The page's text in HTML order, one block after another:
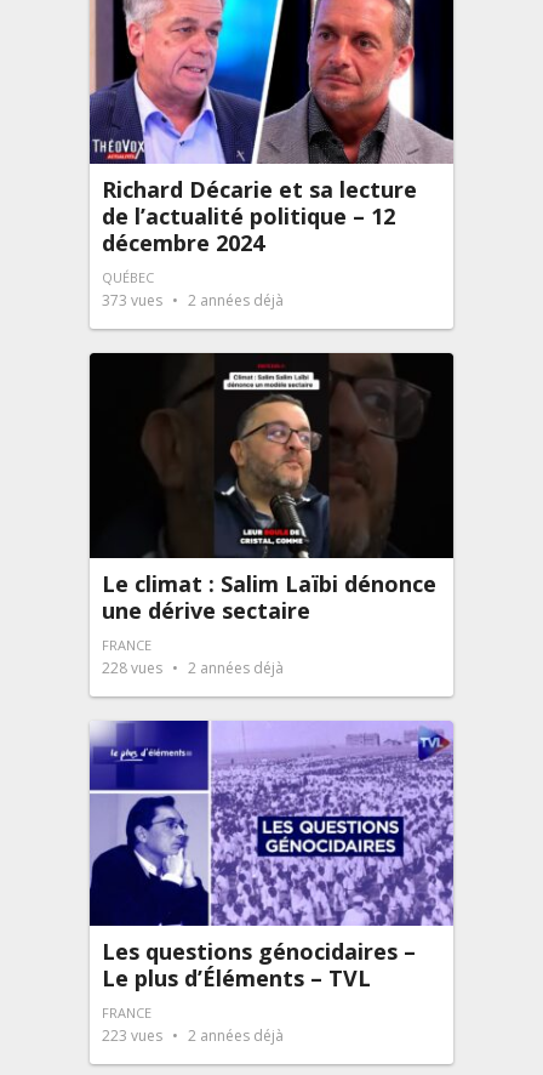
Richard Décarie et sa lecture
de l’actualité politique – 12
décembre 2024
QUÉBEC
373 vues 2 années déjà
Le climat : Salim Laïbi dénonce
une dérive sectaire
FRANCE
228vues 2 années déjà
Les questions génocidaires –
Le plus d’Éléments – TVL
FRANCE
223 vues 2 années déjà